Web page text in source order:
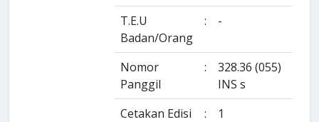
T.E.U
Badan/Orang
: -
Nomor
Panggil
:
328.36 (055)
INS s
Cetakan Edisi
:
1